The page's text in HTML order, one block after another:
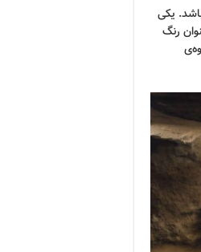
۷۰۰۰۰ تا ۱۰۰۰۰۰ سال پیش می‌باشد. یکی
رنگ